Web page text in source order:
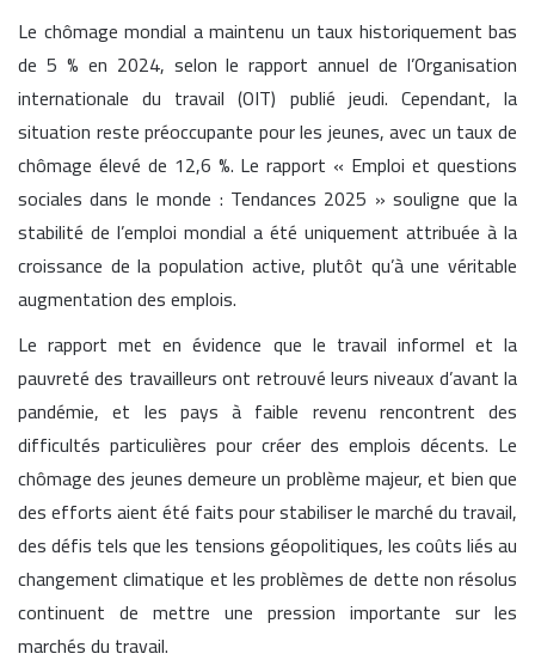
Le chômage mondial a maintenu un taux historiquement bas
de 5 % en 2024, selon le rapport annuel de l’Organisation
internationale du travail (OIT) publié jeudi. Cependant, la
situation reste préoccupante pour les jeunes, avec un taux de
chômage élevé de 12,6 %. Le rapport « Emploi et questions
sociales dans le monde : Tendances 2025 » souligne que la
stabilité de l’emploi mondial a été uniquement attribuée à la
croissance de la population active, plutôt qu’à une véritable
augmentation des emplois.
Le rapport met en évidence que le travail informel et la
pauvreté des travailleurs ont retrouvé leurs niveaux d’avant la
pandémie, et les pays à faible revenu rencontrent des
difficultés particulières pour créer des emplois décents. Le
chômage des jeunes demeure un problème majeur, et bien que
des efforts aient été faits pour stabiliser le marché du travail,
des défis tels que les tensions géopolitiques, les coûts liés au
changement climatique et les problèmes de dette non résolus
continuent de mettre une pression importante sur les
marchés du travail.